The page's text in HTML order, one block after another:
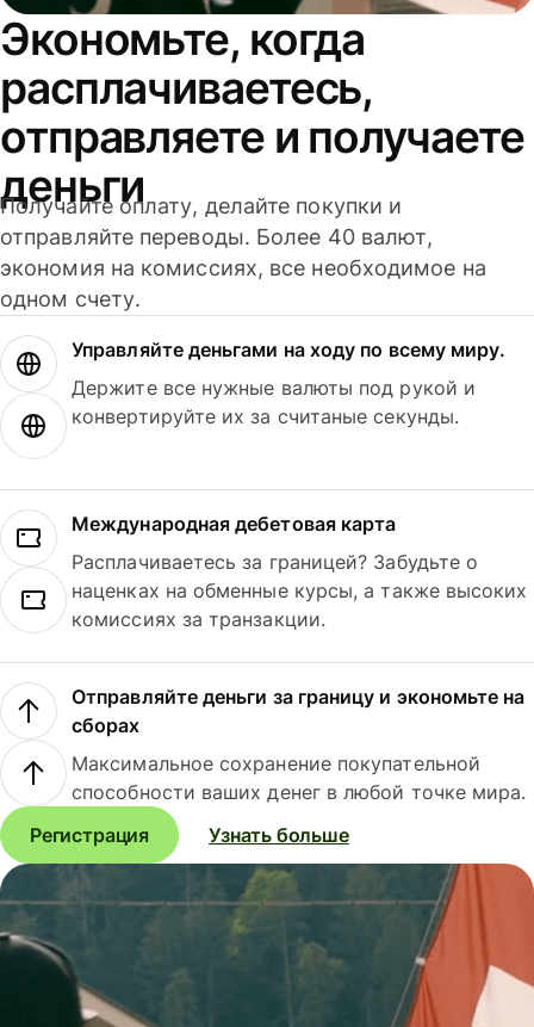
Экономьте, когда
расплачиваетесь,
отправляете и получаете
деньги
Получайте оплату, делайте покупки и
отправляйте переводы. Более 40 валют,
экономия на комиссиях, все необходимое на
одном счету.
Управляйте деньгами на ходу по всему миру.
Держите все нужные валюты под рукой и
конвертируйте их за считаные секунды.
Международная дебетовая карта
Расплачиваетесь за границей? Забудьте о
наценках на обменные курсы, а также высоких
комиссиях за транзакции.
Отправляйте деньги за границу и экономьте на
сборах
Максимальное сохранение покупательной
способности ваших денег в любой точке мира.
Регистрация
Узнать больше